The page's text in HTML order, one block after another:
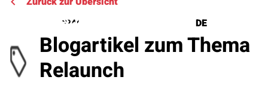
DE
Lösungen
Blogartikel zum Thema
Relaunch